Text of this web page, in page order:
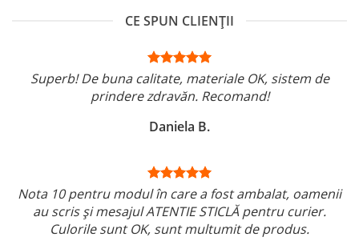
CE SPUN CLIENȚII
Superb! De buna calitate, materiale OK, sistem de
prindere zdravăn. Recomand!
Daniela B.
Nota 10 pentru modul în care a fost ambalat, oamenii
au scris și mesajul ATENTIE STICLĂ pentru curier.
Culorile sunt OK, sunt multumit de produs.